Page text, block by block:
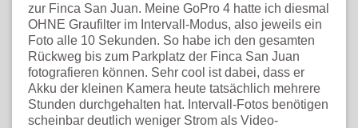
zur Finca San Juan. Meine GoPro 4 hatte ich diesmal
OHNE Graufilter im Intervall-Modus, also jeweils ein
Foto alle 10 Sekunden. So habe ich den gesamten
Rückweg bis zum Parkplatz der Finca San Juan
fotografieren können. Sehr cool ist dabei, dass er
Akku der kleinen Kamera heute tatsächlich mehrere
Stunden durchgehalten hat. Intervall-Fotos benötigen
scheinbar deutlich weniger Strom als Video-